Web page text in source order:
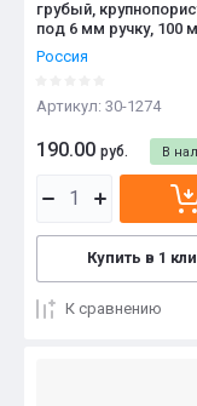
грубый,
под 6 мм ручку, 100
Россия
Артикул: 30-1274
В
190.00 руб.
Купить в 1
К сравнению